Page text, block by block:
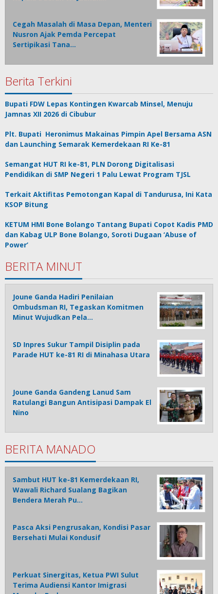
Cegah Masalah di Masa Depan, Menteri
Nusron Ajak Pemda Percepat
Sertipikasi Tana…
Berita Terkini
Bupati FDW Lepas Kontingen Kwarcab Minsel, Menuju
Jamnas XII 2026 di Cibubur
Plt. Bupati Heronimus Makainas Pimpin Apel Bersama ASN
dan Launching Semarak Kemerdekaan RI Ke-81
Semangat HUT RI ke-81, PLN Dorong Digitalisasi
Pendidikan di SMP Negeri 1 Palu Lewat Program TJSL
Terkait Aktifitas Pemotongan Kapal di Tandurusa, Ini Kata
KSOP Bitung
KETUM HMI Bone Bolango Tantang Bupati Copot Kadis PMD
dan Kabag ULP Bone Bolango, Soroti Dugaan ‘Abuse of
Power’
BERITA MINUT
Joune Ganda Hadiri Penilaian
Ombudsman RI, Tegaskan Komitmen
Minut Wujudkan Pela…
SD Inpres Sukur Tampil Disiplin pada
Parade HUT ke-81 RI di Minahasa Utara
Joune Ganda Gandeng Lanud Sam
Ratulangi Bangun Antisipasi Dampak El
Nino
BERITA MANADO
Sambut HUT ke-81 Kemerdekaan RI,
Wawali Richard Sualang Bagikan
Bendera Merah Pu…
Pasca Aksi Pengrusakan, Kondisi Pasar
Bersehati Mulai Kondusif
Perkuat Sinergitas, Ketua PWI Sulut
Terima Audiensi Kantor Imigrasi